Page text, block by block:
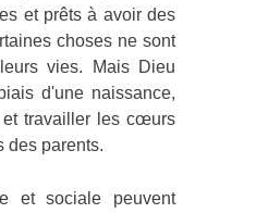
et prêts à avoir des
choses ne sont
vies. Mais Dieu
d'une naissance,
et travailler les cœurs
des parents.
et sociale peuvent